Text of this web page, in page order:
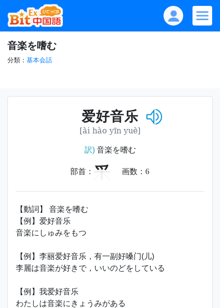
音楽を嗜む
分類： 基本会話
爱好音乐
[ài hào yīn yuè]
訳)音楽を嗜む
部首： 爫 画数： 6
【動詞】 音楽を嗜む
【例】爱好音乐
音楽にしゅみをもつ
【例】李丽爱好音乐，有一副好嗓门(儿)
李麗は音楽が好きで，いいのどをしている
【例】我爱好音乐
わたしは音楽にきょうみがある